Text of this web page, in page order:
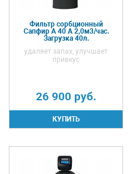
Фильтр сорбционный
Сапфир А 40 А 2,0м3/час.
Загрузка 40л.
удаляет запах, улучшает
привкус
26 900 руб.